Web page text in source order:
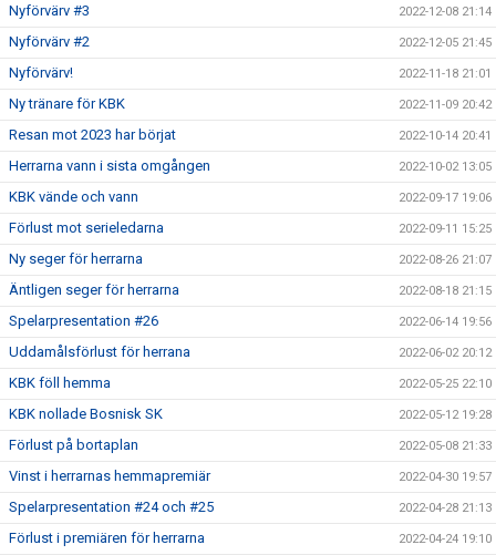
Nyförvärv #3 2022-12-08 21:14
Nyförvärv #2 2022-12-05 21:45
Nyförvärv! 2022-11-18 21:01
Ny tränare för KBK 2022-11-09 20:42
Resan mot 2023 har börjat 2022-10-14 20:41
Herrarna vann i sista omgången 2022-10-02 13:05
KBK vände och vann 2022-09-17 19:06
Förlust mot serieledarna 2022-09-11 15:25
Ny seger för herrarna 2022-08-26 21:07
Äntligen seger för herrarna 2022-08-18 21:15
Spelarpresentation #26 2022-06-14 19:56
Uddamålsförlust för herrana 2022-06-02 20:12
KBK föll hemma 2022-05-25 22:10
KBK nollade Bosnisk SK 2022-05-12 19:28
Förlust på bortaplan 2022-05-08 21:33
Vinst i herrarnas hemmapremiär 2022-04-30 19:57
Spelarpresentation #24 och #25 2022-04-28 21:13
Förlust i premiären för herrarna 2022-04-24 19:10